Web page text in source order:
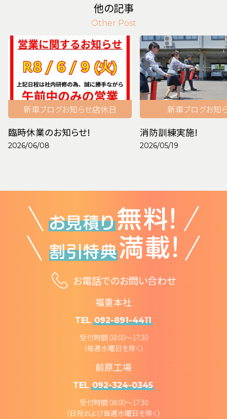
他の記事
Other Post
新車ブログお知らせ店休日
臨時休業のお知らせ!
2026/06/08
新車ブログお知
消防訓練実施!
2026/05/19
お電話でのお問い合わせ
福重本社
TEL 092-891-4411
受付時間 08:00～17:30
(毎週水曜日を除く)
前原工場
TEL 092-324-0345
受付時間 08:00～17:30
(日祝および毎週水曜日を除く)